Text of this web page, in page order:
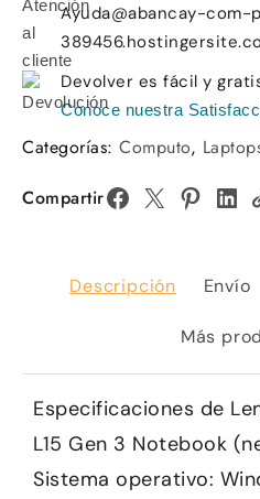
Ayuda@abancay-com-
Devolver es fácil y
Conoce nuestra
Categorías: Computo,
Compartir
Descripción Envío
Más
Especificaciones de
L15 Gen 3 Notebook
Sistema operativo: